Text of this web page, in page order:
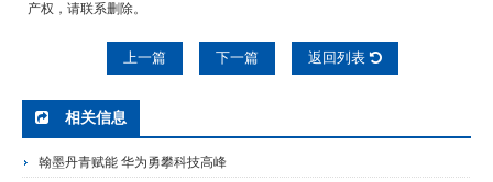
产权，请联系删除。
上一篇 下一篇 返回列表
相关信息
翰墨丹青赋能 华为勇攀科技高峰